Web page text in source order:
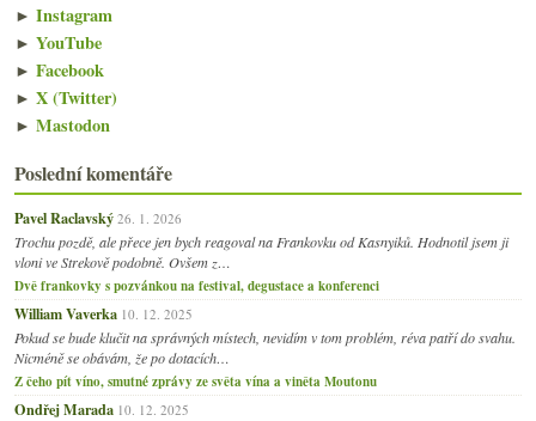
► Instagram
► YouTube
► Facebook
► X (Twitter)
► Mastodon
Poslední komentáře
Pavel Raclavský 26. 1. 2026
Trochu pozdě, ale přece jen bych reagoval na Frankovku od Kasnyiků. Hodnotil jsem ji
vloni ve Strekově podobně. Ovšem z…
Dvě frankovky s pozvánkou na festival, degustace a konferenci
William Vaverka 10. 12. 2025
Pokud se bude klučit na správných místech, nevidím v tom problém, réva patří do svahu.
Nicméně se obávám, že po dotacích…
Z čeho pít víno, smutné zprávy ze světa vína a viněta Moutonu
Ondřej Marada 10. 12. 2025